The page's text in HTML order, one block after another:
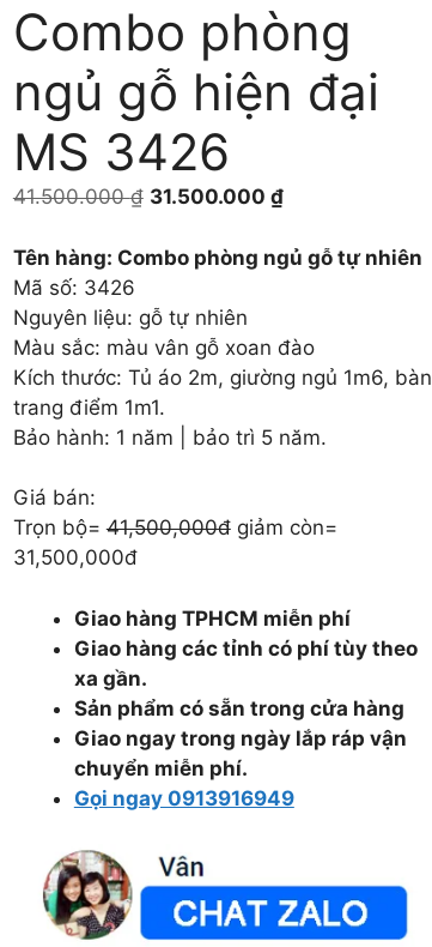
Combo phòng
ngủ gỗ hiện đại
MS 3426
41.500.000₫ Giá
là:
31.500.000 ₫Giá
tại
Tên hàng: Combo phòng ngủ gỗ tự nhiên
Mã số: 3426
Nguyên liệu: gỗ tự nhiên
Màu sắc: màu vân gỗ xoan đào
Kích thước: Tủ áo 2m, giường ngủ 1m6, bàn
trang điểm 1m1.
Bảo hành: 1 năm | bảo trì 5 năm.
Giá bán:
Trọn bộ=41,500,000đgiảm còn=
31,500,000đ
Giao hàng TPHCM miễn phí
Giao hàng các tỉnh có phí tùy theo
xa gần.
Sản phẩm có sẵn trong cửa hàng
Giao ngay trong ngày lắp ráp vận
chuyển miễn phí.
Gọi ngay 0913916949